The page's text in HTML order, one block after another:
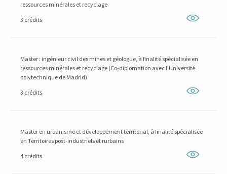
ressources minérales et recyclage
3 crédits
Master : ingénieur civil des mines et géologue, à finalité spécialisée en
ressources minérales et recyclage (Co-diplomation avec l'Université
polytechnique de Madrid)
3 crédits
Master en urbanisme et développement territorial, à finalité spécialisée
en Territoires post-industriels et rurbains
4 crédits